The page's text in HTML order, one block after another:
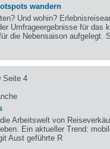
wandern
Und wohin?
Umfrageergebnisse für das
die Nebensaison aufgelegt.
Seite 4
Arbeitswelt von
Ein aktueller Trend:
Aust geführte R